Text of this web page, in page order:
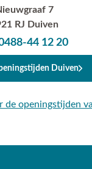
7
RJ Duiven
44 12 20
Duiven
de openingstijden